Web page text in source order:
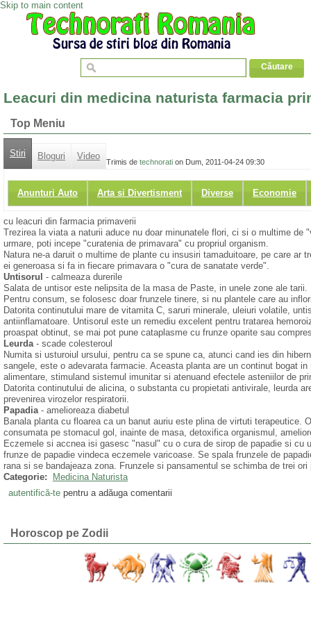
Skip to main content
Leacuri din medicina naturista farmacia
Top Meniu
Stiri Bloguri Video
Anunturi Auto Arta si Divertisment Diverse Economie
Trimis de technorati on Dum, 2011-04-24 09:30
cu leacuri din farmacia primaverii
Trezirea la viata a naturii aduce nu doar minunatele flori, ci si o multime
urmare, poti incepe "curatenia de primavara" cu propriul organism.
Natura ne-a daruit o multime de plante cu insusiri tamaduitoare, pe care ar
ei generoasa si fa in fiecare primavara o "cura de sanatate verde".
Untisorul - calmeaza durerile
Salata de untisor este nelipsita de la masa de Paste, in unele zone ale
Pentru consum, se folosesc doar frunzele tinere, si nu plantele care au
Datorita continutului mare de vitamita C, saruri minerale, uleiuri volatile,
antiinflamatoare. Untisorul este un remediu excelent pentru tratarea
proaspat obtinut, se mai pot pune cataplasme cu frunze oparite sau
Leurda- scade colesteroul
Numita si usturoiul ursului, pentru ca se spune ca, atunci cand ies din
sangele, este o adevarata farmacie. Aceasta planta are un continut bogat
alimentare, stimuland sistemul imunitar si atenuand efectele asteniilor de
Datorita continutului de alicina, o substanta cu propietati antivirale, leurda
prevenirea virozelor respiratorii.
Papadia- amelioreaza diabetul
Banala planta cu floarea ca un banut auriu este plina de virtuti terapeutice.
consumata pe stomacul gol, inainte de masa, detoxifica organismul,
Eczemele si accnea isi gasesc "nasul" cu o cura de sirop de papadie si cu
frunze de papadie vindeca eczemele varicoase. Se spala frunzele de
rana si se bandajeaza zona. Frunzele si pansamentul se schimba de trei ori
Categorie:
Medicina Naturista
autentifică-tepentru a adăuga comentarii
Horoscop pe Zodii